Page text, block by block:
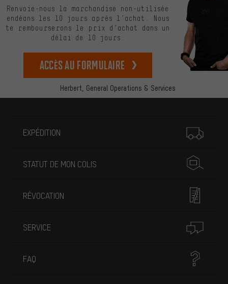
Herbert, General Operations & Services
Renvoie-nous la marchandise non-utilisée
endéans les 10 jours après l’achat. Nous
te rembourserons le prix d’achat dans un
délai de 10 jours.
Accès au formulaire
EXPÉDITION
STATUT DE MON COLIS
RÉVOCATION
SERVICE
FAQ